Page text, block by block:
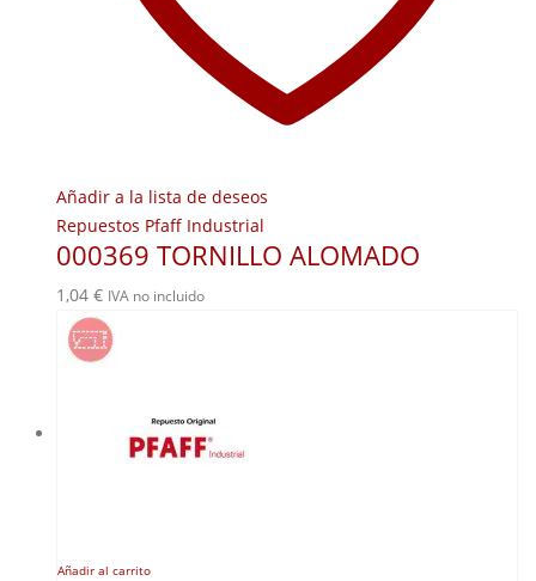
Añadir a la lista de deseos
Repuestos Pfaff Industrial
000369 TORNILLO ALOMADO
1,04 € IVA no incluido
Añadir al carrito